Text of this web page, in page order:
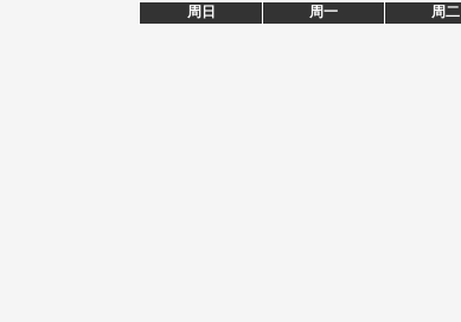
周日 周一 周二